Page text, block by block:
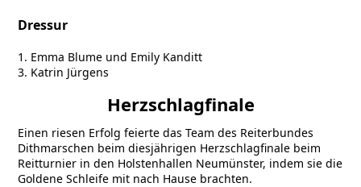
Dressur
1. Emma Blume und Emily Kanditt
3. Katrin Jürgens
Herzschlagfinale
Einen riesen Erfolg feierte das Team des Reiterbundes
Dithmarschen beim diesjährigen Herzschlagfinale beim
Reitturnier in den Holstenhallen Neumünster, indem sie die
Goldene Schleife mit nach Hause brachten.